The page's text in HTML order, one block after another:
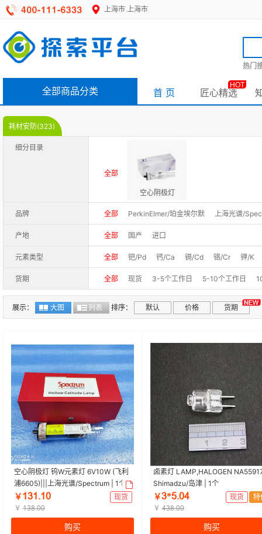
上海市 上海市
热门
全部商品分类 首 页 匠心精选
HOT
耗材安防(323)
细分目录
全部
空心阴极灯
品牌 全部 PerkinElmer/珀金埃尔默 上海光谱/
产地 全部 国产 进口
元素类型 全部 钯/Pd 钙/Ca 镉/Cd 铬/Cr
钾/K
硼/B
铝/Al 硅/Si 钪/Sc 钛/Ti 钒/V
碲/Te
钡/Ba 镧/La 铈/Ce 镨/Pr
钕/Nd
锇/Os
铂/Pt 金/Au 汞/Hg
货期 全部 现货 3-5个工作日 5-10个工作日
展示： 大图 列表 排序： 默认 价格 货期
空心阴极灯 钨W元素灯 6V10W (飞利
浦6605)|||上海光谱/Spectrum | 1个
￥ ȜğȜŕȜŏ
现货
￥ ȜğȤŕŏŏ
购买
卤素灯 LAMP,HALOGEN
Shimadzu/岛津 | 1个
￥ğ*ŪŕŏȦ 特
现货
￥ ȦğȤŕŏŏ
购买